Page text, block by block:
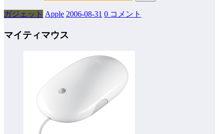
ガジェット Apple 2006-08-31 0 コメント
マイティマウス